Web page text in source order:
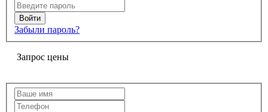
Забыли пароль?
Запрос цены